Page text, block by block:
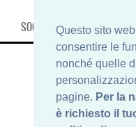
Questo sito
consentire le
nonché quelle
pagine. Per la
è richiesto il
SOCIAL, INFO & SHOP